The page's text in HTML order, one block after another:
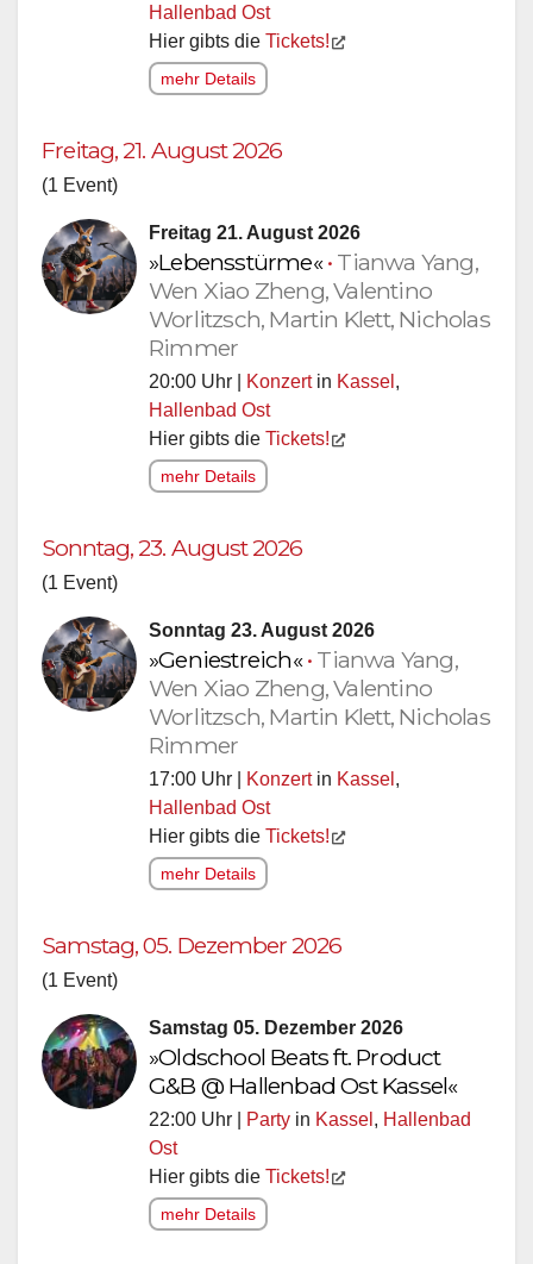
Hallenbad Ost
Hier gibts die Tickets!
mehr Details
Freitag, 21. August 2026
(1 Event)
Freitag 21. August 2026
»Lebensstürme«• Tianwa Yang,
Wen Xiao Zheng, Valentino
Worlitzsch, Martin Klett, Nicholas
Rimmer
20:00 Uhr | Konzertin Kassel ,
Hallenbad Ost
Hier gibts die Tickets!
mehr Details
Sonntag, 23. August 2026
(1 Event)
Sonntag 23. August 2026
»Geniestreich«• Tianwa Yang,
Wen Xiao Zheng, Valentino
Worlitzsch, Martin Klett, Nicholas
Rimmer
17:00 Uhr | Konzertin Kassel ,
Hallenbad Ost
Hier gibts die Tickets!
mehr Details
Samstag, 05. Dezember 2026
(1 Event)
Samstag 05. Dezember 2026
»Oldschool Beats ft. Product
G&B @ Hallenbad Ost Kassel«
22:00 Uhr | Party in Kassel , Hallenbad
Ost
Hier gibts die Tickets!
mehr Details